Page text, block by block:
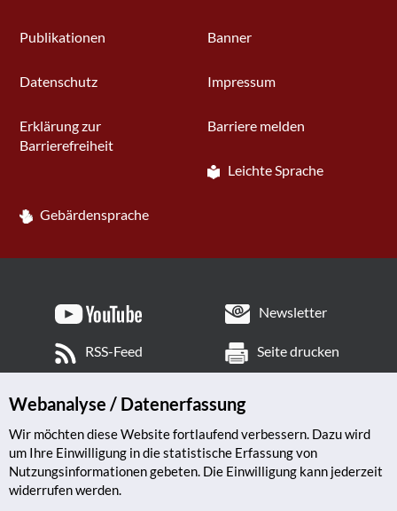
Publikationen Banner
Datenschutz Impressum
Erklärung zur
Barrierefreiheit
Barriere melden
Leichte Sprache
Gebärdensprache
Newsletter
RSS-Feed Seite drucken
Webanalyse / Datenerfassung
Wir möchten diese Website fortlaufend verbessern. Dazu wird
um Ihre Einwilligung in die statistische Erfassung von
Nutzungsinformationen gebeten. Die Einwilligung kann jederzeit
widerrufen werden.